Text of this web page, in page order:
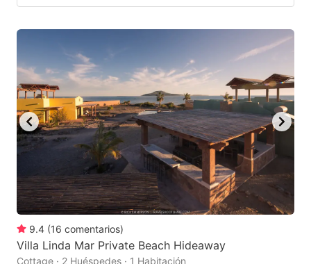
9.4 (16 comentarios)
Villa Linda Mar Private Beach Hideaway
Cottage · 2 Huéspedes · 1 Habitación